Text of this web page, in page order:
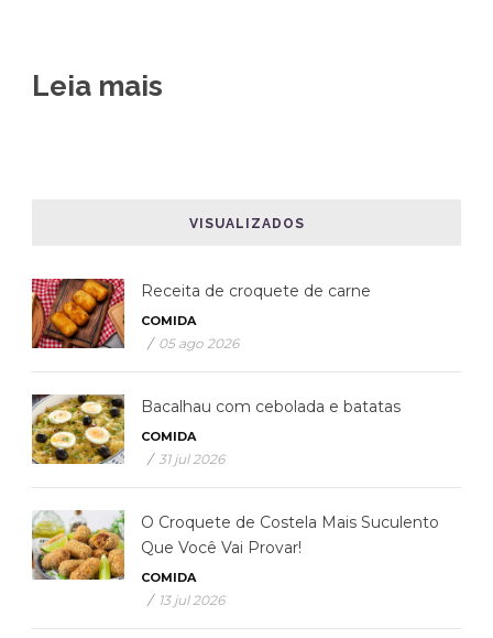
Leia mais
VISUALIZADOS
Receita de croquete de carne
COMIDA
/ 05 ago 2026
Bacalhau com cebolada e batatas
COMIDA
/ 31 jul 2026
O Croquete de Costela Mais Suculento
Que Você Vai Provar!
COMIDA
/ 13 jul 2026